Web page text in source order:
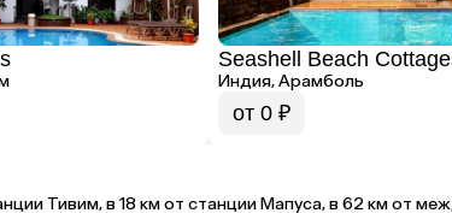
Seashell Beach
Индия, Арамболь
от 0 ₽
Тивим, в 18 км от станции Мапуса, в 62 км от